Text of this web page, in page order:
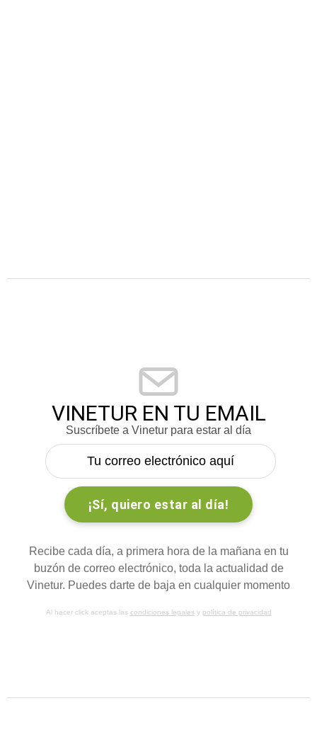
VINETUR EN TU EMAIL
Suscríbete a Vinetur para estar al día
Recibe cada día, a primera hora de la mañana en tu
buzón de correo electrónico, toda la actualidad de
Vinetur. Puedes darte de baja en cualquier momento
Al hacer click aceptas las condiciones legalesy política de privacidad